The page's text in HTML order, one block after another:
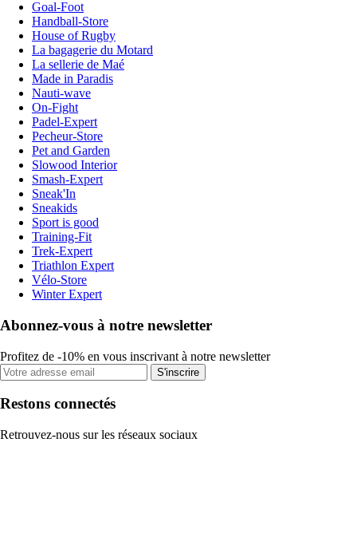
Goal-Foot
Handball-Store
House of Rugby
La bagagerie du Motard
La sellerie de Maé
Made in Paradis
Nauti-wave
On-Fight
Padel-Expert
Pecheur-Store
Pet and Garden
Slowood Interior
Smash-Expert
Sneak'In
Sneakids
Sport is good
Training-Fit
Trek-Expert
Triathlon Expert
Vélo-Store
Winter Expert
Abonnez-vous à notre newsletter
Profitez de -10% en vous inscrivant à notre newsletter
S'inscrire
Restons connectés
Retrouvez-nous sur les réseaux sociaux